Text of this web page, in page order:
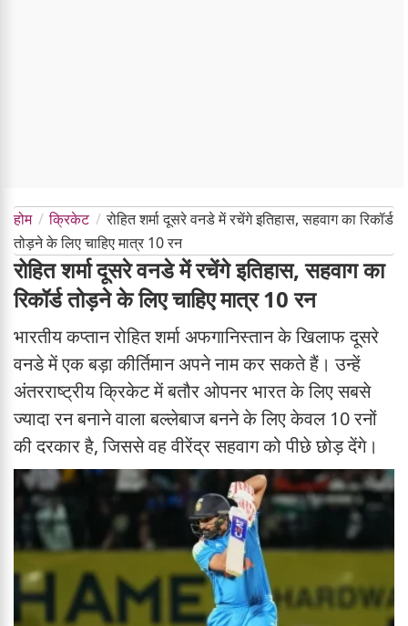
होम क्रिकेट
रोहित शर्मा दूसरे वनडे में रचेंगे इतिहास, सहवाग का रिकॉर्ड
तोड़ने के लिए चाहिए मात्र 10 रन
रोहित शर्मा दूसरे वनडे में रचेंगे इतिहास, सहवाग का
रिकॉर्ड तोड़ने के लिए चाहिए मात्र 10 रन
भारतीय कप्तान रोहित शर्मा अफगानिस्तान के खिलाफ दूसरे
वनडे में एक बड़ा कीर्तिमान अपने नाम कर सकते हैं। उन्हें
अंतरराष्ट्रीय क्रिकेट में बतौर ओपनर भारत के लिए सबसे
ज्यादा रन बनाने वाला बल्लेबाज बनने के लिए केवल 10 रनों
की दरकार है, जिससे वह वीरेंद्र सहवाग को पीछे छोड़ देंगे।